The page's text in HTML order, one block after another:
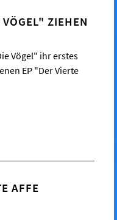
ZIEHEN
Vögel" ihr erstes
EP "Der Vierte
AFFE